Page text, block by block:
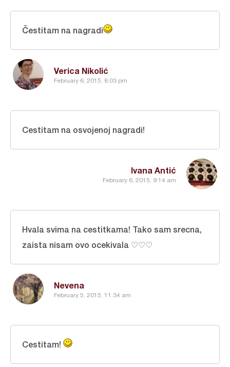
Verica Nikolić
February 6, 2015, 8:03 pm
Čestitam na nagradi
Ivana Antić
February 6, 2015, 9:14 am
Cestitam na osvojenoj nagradi!
Nevena
February 5, 2015, 11:34 am
Hvala svima na cestitkama! Tako sam srecna,
zaista nisam ovo ocekivala ♡♡♡
Cestitam!